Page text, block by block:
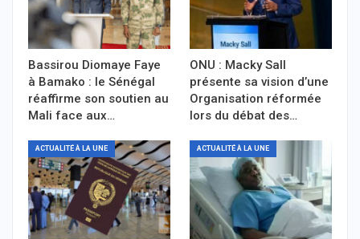
Bassirou Diomaye Faye
à Bamako : le Sénégal
réaffirme son soutien au
Mali face aux…
ONU : Macky Sall
présente sa vision d’une
Organisation réformée
lors du débat des…
ACTUALITÉ À LA UNE ACTUALITÉ À LA UNE